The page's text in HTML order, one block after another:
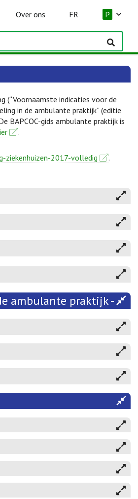
Over ons FR P
(“Voornaamste indicaties voor de
in de ambulante praktijk” (editie
BAPCOC-gids ambulante praktijk is
.
ziekenhuizen-2017-volledig
.
ambulante praktijk -